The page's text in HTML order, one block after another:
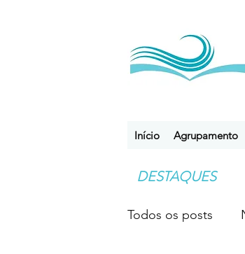
Início Agrupamento
DESTAQUES
Todos os posts